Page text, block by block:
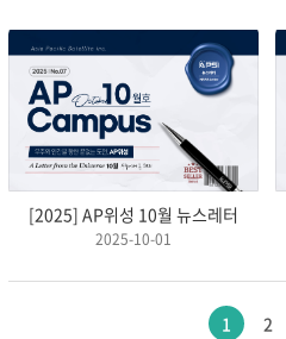
[2025] AP위성 10월 뉴스레터
2025-10-01
1 2